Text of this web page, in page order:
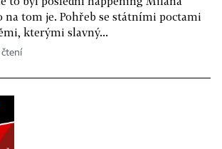
na tom je. Pohřeb se státními poctami
kterými slavný...
čtení